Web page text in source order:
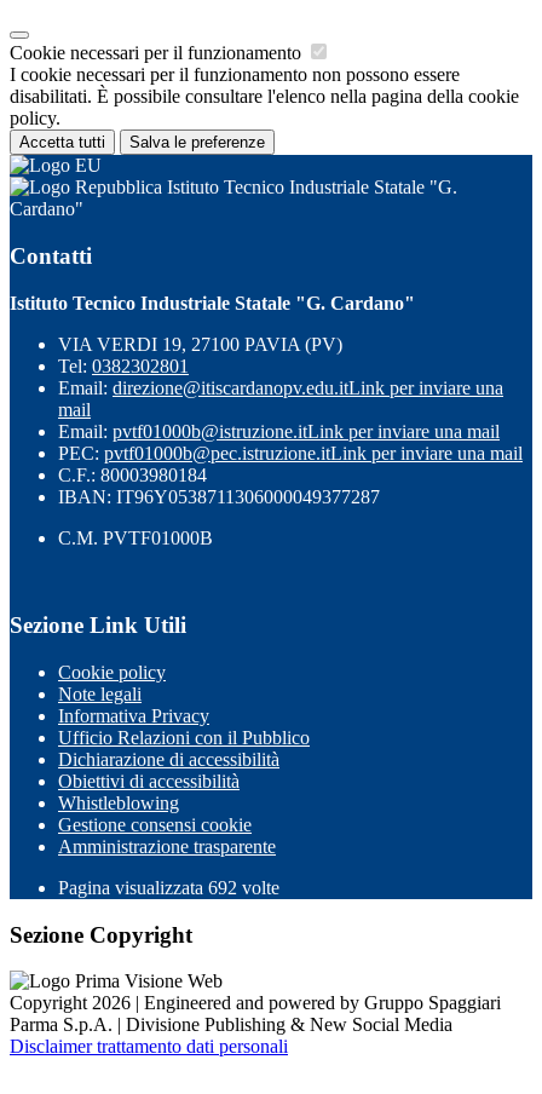
Cookie necessari per il funzionamento
I cookie necessari per il funzionamento non possono essere
disabilitati. È possibile consultare l'elenco nella pagina della cookie
policy.
Accetta tutti Salva le preferenze
Istituto Tecnico Industriale Statale "G.
Cardano"
Contatti
Istituto Tecnico Industriale Statale "G. Cardano"
VIA VERDI 19, 27100 PAVIA (PV)
Tel: 0382302801
Email: direzione@itiscardanopv.edu.itLink per inviare una
mail
Email: pvtf01000b@istruzione.itLink per inviare una mail
PEC: pvtf01000b@pec.istruzione.itLink per inviare una mail
C.F.: 80003980184
IBAN: IT96Y0538711306000049377287
C.M. PVTF01000B
Sezione Link Utili
Cookie policy
Note legali
Informativa Privacy
Ufficio Relazioni con il Pubblico
Dichiarazione di accessibilità
Obiettivi di accessibilità
Whistleblowing
Gestione consensi cookie
Amministrazione trasparente
Pagina visualizzata 692 volte
Sezione Copyright
Copyright 2026 | Engineered and powered by Gruppo Spaggiari
Parma S.p.A. | Divisione Publishing & New Social Media
Disclaimer trattamento dati personali